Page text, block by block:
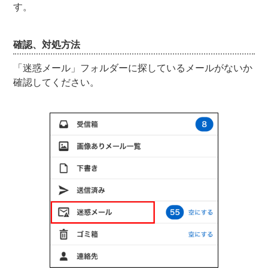
す。
確認、対処方法
「迷惑メール」フォルダーに探しているメールがないか
確認してください。